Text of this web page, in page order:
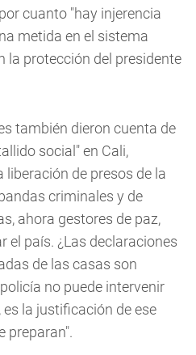
cuanto "hay injerencia
metida en el sistema
la protección del presidente
también dieron cuenta de
social" en Cali,
liberación de presos de la
criminales y de
ahora gestores de paz,
el país. ¿Las declaraciones
de las casas son
no puede intervenir
la justificación de ese
preparan".